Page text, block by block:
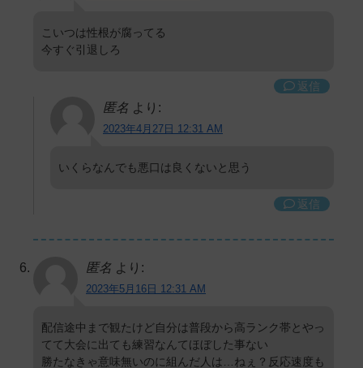
こいつは性根が腐ってる
今すぐ引退しろ
返信
匿名 より:
2023年4月27日 12:31 AM
いくらなんでも悪口は良くないと思う
返信
匿名 より:
2023年5月16日 12:31 AM
配信途中まで観たけど自分は普段から高ランク帯とやっ
てて大会に出ても練習なんてほぼした事ない
勝たなきゃ意味無いのに組んだ人は…ねぇ？反応速度も